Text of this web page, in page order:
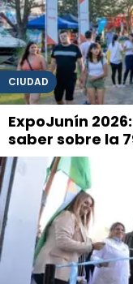
CIUDAD
ExpoJunín
saber sobre la